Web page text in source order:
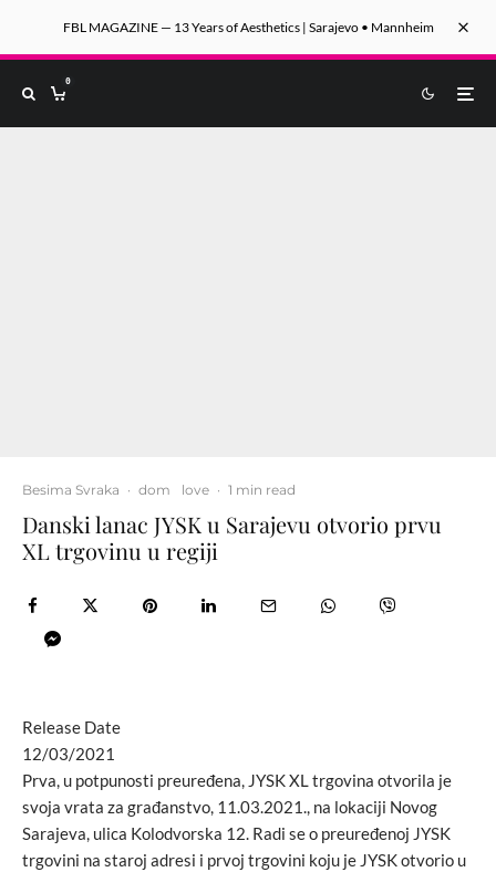
FBL MAGAZINE — 13 Years of Aesthetics | Sarajevo • Mannheim
0
Besima Svraka · dom love · 1 min read
Danski lanac JYSK u Sarajevu otvorio prvu
XL trgovinu u regiji
Release Date
12/03/2021
Prva, u potpunosti preuređena, JYSK XL trgovina otvorila je
svoja vrata za građanstvo, 11.03.2021., na lokaciji Novog
Sarajeva, ulica Kolodvorska 12. Radi se o preuređenoj JYSK
trgovini na staroj adresi i prvoj trgovini koju je JYSK otvorio u